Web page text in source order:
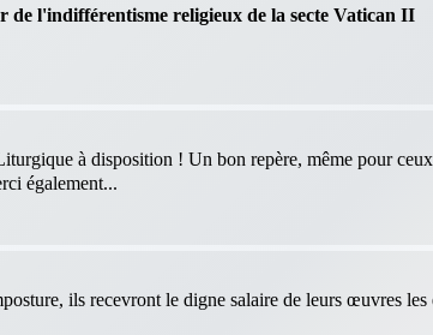
de l'indifférentisme religieux de la secte Vatican II
à disposition ! Un bon repère, même pour
également...
ils recevront le digne salaire de leurs œuvres